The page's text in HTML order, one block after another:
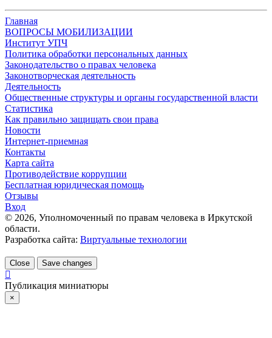
Главная
ВОПРОСЫ МОБИЛИЗАЦИИ
Институт УПЧ
Политика обработки персональных данных
Законодательство о правах человека
Законотворческая деятельность
Деятельность
Общественные структуры и органы государственной власти
Статистика
Как правильно защищать свои права
Новости
Интернет-приемная
Контакты
Карта сайта
Противодействие коррупции
Бесплатная юридическая помощь
Отзывы
Вход
© 2026, Уполномоченный по правам человека в Иркутской
области.
Разработка сайта: Виртуальные технологии
Close Save changes
Публикация миниатюры
×